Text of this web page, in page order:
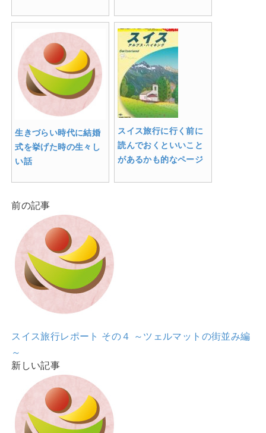
生きづらい時代に結婚
式を挙げた時の生々し
い話
スイス旅行に行く前に
読んでおくといいこと
があるかも的なページ
前の記事
スイス旅行レポート その４ ～ツェルマットの街並み編
～
新しい記事